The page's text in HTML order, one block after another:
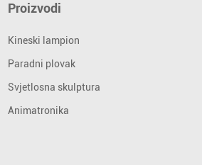
Proizvodi
Kineski lampion
Paradni plovak
Svjetlosna skulptura
Animatronika